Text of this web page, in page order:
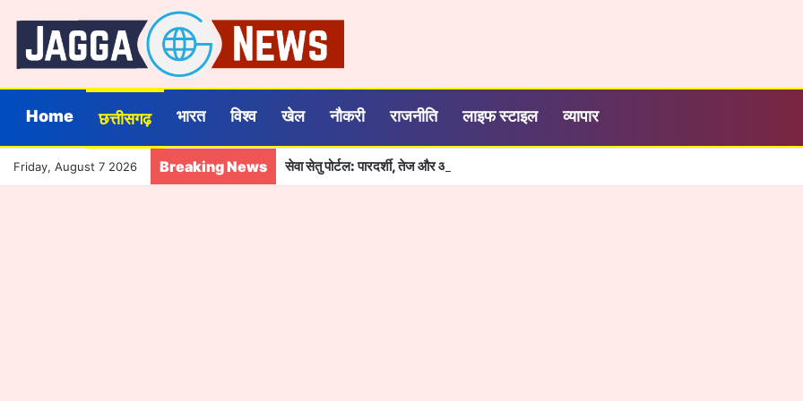
Home छत्तीसगढ़ भारत विश्व खेल नौकरी राजनीति लाइफ स्टाइल व्यापार
Friday, August 7 2026 Breaking News सेवा सेतु पोर्टल: पारदर्शी, तेज और आसान हुई सरकारी सेवाओं की व्यवस्था